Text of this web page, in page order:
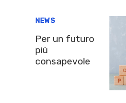
NEWS
Per un futuro
più
consapevole